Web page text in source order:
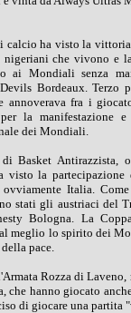
calcio ha visto la vittoria
nigeriani che vivono e
ai Mondiali senza
Bordeaux. Terzo
annoverava fra i
la manifestazione
dei Mondiali.
Basket Antirazzista,
visto la partecipazione
ovviamente Italia.
stati gli austriaci del
Bologna. La
meglio lo spirito dei
pace.
Rozza di
che hanno giocato
di giocare una partita